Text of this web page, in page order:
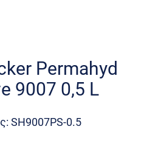
Permahyd
9007 0,5 L
SH9007PS-0.5